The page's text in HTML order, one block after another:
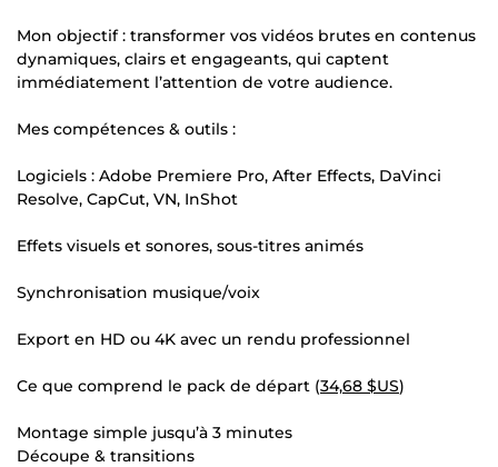
Mon objectif : transformer vos vidéos brutes en contenus
dynamiques, clairs et engageants, qui captent
immédiatement l’attention de votre audience.
Mes compétences & outils :
Logiciels : Adobe Premiere Pro, After Effects, DaVinci
Resolve, CapCut, VN, InShot
Effets visuels et sonores, sous-titres animés
Synchronisation musique/voix
Export en HD ou 4K avec un rendu professionnel
Ce que comprend le pack de départ (34,68 $US)
Montage simple jusqu’à 3 minutes
Découpe & transitions